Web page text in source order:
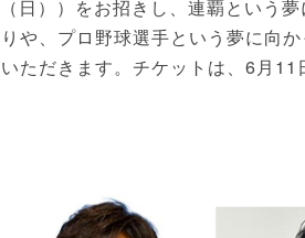
日））をお招きし、連覇という夢
や、プロ野球選手という夢に向
ただきます。チケットは、6月11